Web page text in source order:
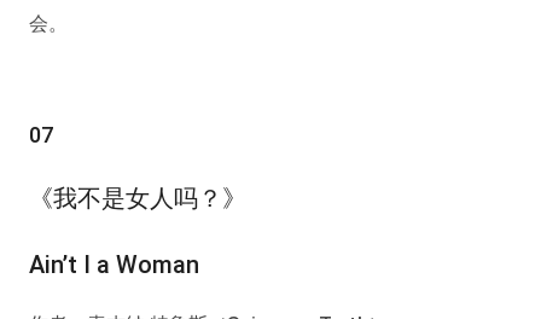
会。
07
《我不是女人吗？》
Ain’t I a Woman